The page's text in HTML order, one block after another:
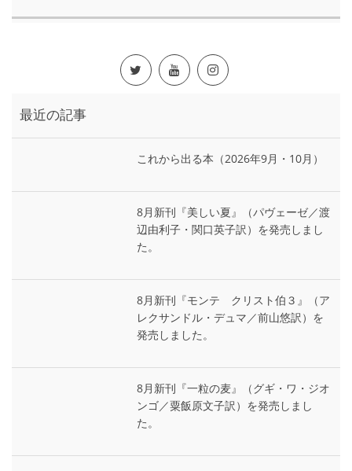
最近の記事
これから出る本（2026年9月・10月）
8月新刊『美しい夏』（パヴェーゼ／渡
辺由利子・関口英子訳）を発売しまし
た。
8月新刊『モンテ゠クリスト伯３』（ア
レクサンドル・デュマ／前山悠訳）を
発売しました。
8月新刊『一粒の麦』（グギ・ワ・ジオ
ンゴ／粟飯原文子訳）を発売しまし
た。